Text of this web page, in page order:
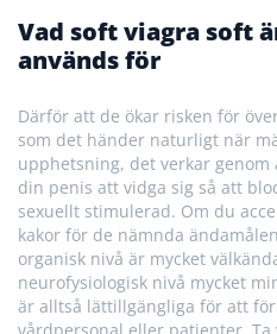
Vad soft viagra soft
används för
Därför att de ökar risken för
som det händer naturligt när
upphetsning, det verkar
din penis att vidga sig så att
sexuellt stimulerad. Om du
kakor för de nämnda
organisk nivå är mycket
neurofysiologisk nivå mycket
är alltså lättillgängliga för att